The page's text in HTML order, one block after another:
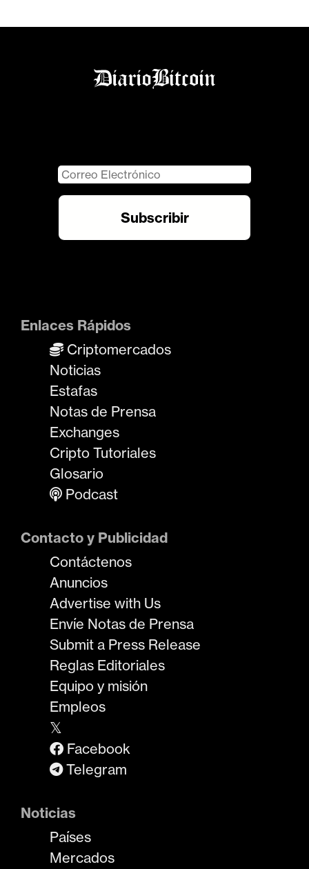
Enlaces Rápidos
Criptomercados
Noticias
Estafas
Notas de Prensa
Exchanges
Cripto Tutoriales
Glosario
Podcast
Contacto y Publicidad
Contáctenos
Anuncios
Advertise with Us
Envíe Notas de Prensa
Submit a Press Release
Reglas Editoriales
Equipo y misión
Empleos
𝕏
Facebook
Telegram
Noticias
Países
Mercados